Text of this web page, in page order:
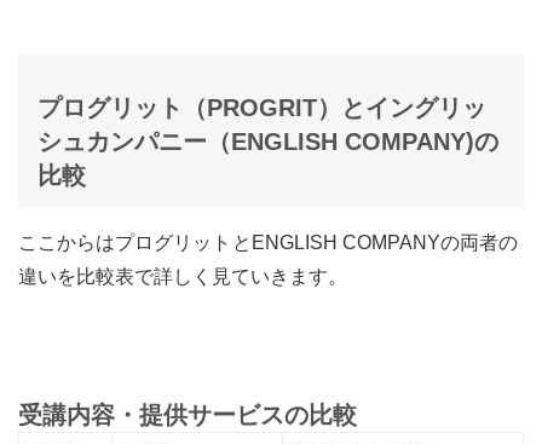
プログリット（PROGRIT）とイングリッ
シュカンパニー（ENGLISH COMPANY)の
比較
ここからはプログリット とENGLISH COMPANYの両者の
違いを比較表で詳しく見ていきます。
受講内容・提供サービスの比較